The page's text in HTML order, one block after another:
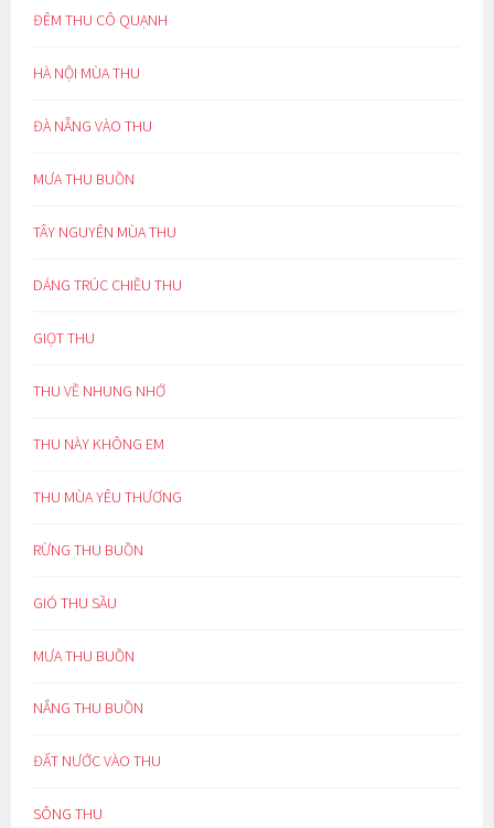
ĐÊM THU CÔ QUẠNH
HÀ NỘI MÙA THU
ĐÀ NẴNG VÀO THU
MƯA THU BUỒN
TÂY NGUYÊN MÙA THU
DÁNG TRÚC CHIỀU THU
GIỌT THU
THU VỀ NHUNG NHỚ
THU NÀY KHÔNG EM
THU MÙA YÊU THƯƠNG
RỪNG THU BUỒN
GIÓ THU SẦU
MƯA THU BUỒN
NẮNG THU BUỒN
ĐẤT NƯỚC VÀO THU
SÔNG THU